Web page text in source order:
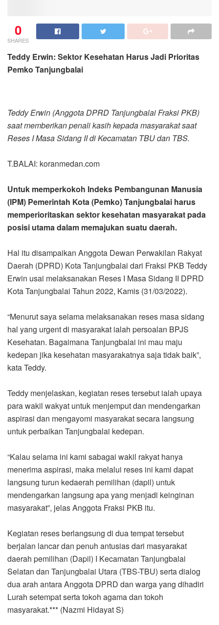
0
SHARES
Teddy Erwin: Sektor Kesehatan Harus Jadi Prioritas
Pemko Tanjungbalai
Teddy Erwin (Anggota DPRD Tanjungbalai Fraksi PKB)
saat memberikan penali kasih kepada masyarakat saat
Reses I Masa Sidang II di Kecamatan TBU dan TBS.
T.BALAI: koranmedan.com
Untuk memperkokoh Indeks Pembangunan Manusia
(IPM) Pemerintah Kota (Pemko) Tanjungbalai harus
memperioritaskan sektor kesehatan masyarakat pada
posisi utama dalam memajukan suatu daerah.
Hal itu disampaikan Anggota Dewan Perwakilan Rakyat
Daerah (DPRD) Kota Tanjungbalai dari Fraksi PKB Teddy
Erwin usai melaksanakan Reses I Masa Sidang II DPRD
Kota Tanjungbalai Tahun 2022, Kamis (31/03/2022).
“Menurut saya selama melaksanakan reses masa sidang
hal yang urgent di masyarakat ialah persoalan BPJS
Kesehatan. Bagaimana Tanjungbalai ini mau maju
kedepan jika kesehatan masyarakatnya saja tidak baik”,
kata Teddy.
Teddy menjelaskan, kegiatan reses tersebut ialah upaya
para wakil wakyat untuk menjemput dan mendengarkan
aspirasi dan mengayomi masyarakat secara langsung
untuk perbaikan Tanjungbalai kedepan.
“Kalau selama ini kami sabagai wakil rakyat hanya
menerima aspirasi, maka melalui reses ini kami dapat
langsung turun kedaerah pemilihan (dapil) untuk
mendengarkan langsung apa yang menjadi keinginan
masyarakat”, jelas Anggota Fraksi PKB itu.
Kegiatan reses berlangsung di dua tempat tersebut
berjalan lancar dan penuh antusias dari masyarakat
daerah pemilihan (Dapil) I Kecamatan Tanjungbalai
Selatan dan Tanjungbalai Utara (TBS-TBU) serta dialog
dua arah antara Anggota DPRD dan warga yang dihadiri
Lurah setempat serta tokoh agama dan tokoh
masyarakat.*** (Nazmi Hidayat S)